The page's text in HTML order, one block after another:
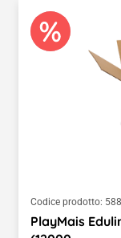
Codice prodotto:
PlayMais